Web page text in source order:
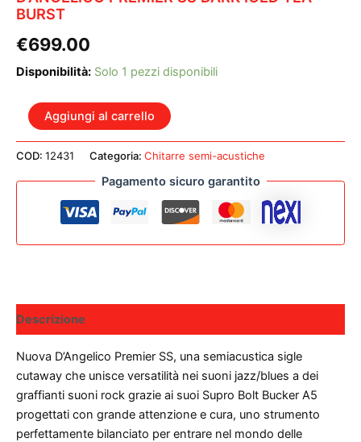
BURST
€699.00
Disponibilità: Solo 1 pezzi disponibili
D'ANGELICO
PREMIER
SS
DARK
Aggiungi al carrello
COD: 12431 Categoria: Chitarre semi-acustiche
Pagamento sicuro garantito
Descrizione
Nuova D’Angelico Premier SS, una semiacustica sigle
cutaway che unisce versatilità nei suoni jazz/blues a dei
graffianti suoni rock grazie ai suoi Supro Bolt Bucker A5
progettati con grande attenzione e cura, uno strumento
perfettamente bilanciato per entrare nel mondo delle